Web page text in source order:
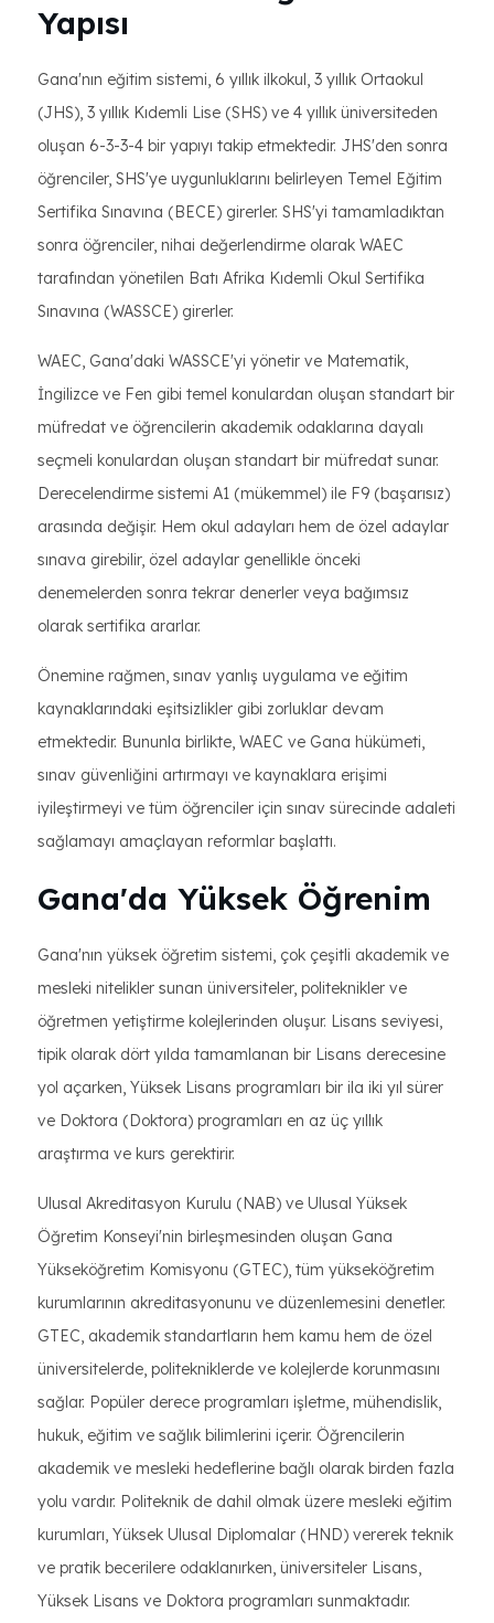
Yapısı
Gana'nın eğitim sistemi, 6 yıllık ilkokul, 3 yıllık Ortaokul
(JHS), 3 yıllık Kıdemli Lise (SHS) ve 4 yıllık üniversiteden
oluşan 6-3-3-4 bir yapıyı takip etmektedir. JHS'den sonra
öğrenciler, SHS'ye uygunluklarını belirleyen Temel Eğitim
Sertifika Sınavına (BECE) girerler. SHS'yi tamamladıktan
sonra öğrenciler, nihai değerlendirme olarak WAEC
tarafından yönetilen Batı Afrika Kıdemli Okul Sertifika
Sınavına (WASSCE) girerler.
WAEC, Gana'daki WASSCE'yi yönetir ve Matematik,
İngilizce ve Fen gibi temel konulardan oluşan standart bir
müfredat ve öğrencilerin akademik odaklarına dayalı
seçmeli konulardan oluşan standart bir müfredat sunar.
Derecelendirme sistemi A1 (mükemmel) ile F9 (başarısız)
arasında değişir. Hem okul adayları hem de özel adaylar
sınava girebilir, özel adaylar genellikle önceki
denemelerden sonra tekrar denerler veya bağımsız
olarak sertifika ararlar.
Önemine rağmen, sınav yanlış uygulama ve eğitim
kaynaklarındaki eşitsizlikler gibi zorluklar devam
etmektedir. Bununla birlikte, WAEC ve Gana hükümeti,
sınav güvenliğini artırmayı ve kaynaklara erişimi
iyileştirmeyi ve tüm öğrenciler için sınav sürecinde adaleti
sağlamayı amaçlayan reformlar başlattı.
Gana'da Yüksek Öğrenim
Gana'nın yüksek öğretim sistemi, çok çeşitli akademik ve
mesleki nitelikler sunan üniversiteler, politeknikler ve
öğretmen yetiştirme kolejlerinden oluşur. Lisans seviyesi,
tipik olarak dört yılda tamamlanan bir Lisans derecesine
yol açarken, Yüksek Lisans programları bir ila iki yıl sürer
ve Doktora (Doktora) programları en az üç yıllık
araştırma ve kurs gerektirir.
Ulusal Akreditasyon Kurulu (NAB) ve Ulusal Yüksek
Öğretim Konseyi'nin birleşmesinden oluşan Gana
Yükseköğretim Komisyonu (GTEC), tüm yükseköğretim
kurumlarının akreditasyonunu ve düzenlemesini denetler.
GTEC, akademik standartların hem kamu hem de özel
üniversitelerde, politekniklerde ve kolejlerde korunmasını
sağlar. Popüler derece programları işletme, mühendislik,
hukuk, eğitim ve sağlık bilimlerini içerir. Öğrencilerin
akademik ve mesleki hedeflerine bağlı olarak birden fazla
yolu vardır. Politeknik de dahil olmak üzere mesleki eğitim
kurumları, Yüksek Ulusal Diplomalar (HND) vererek teknik
ve pratik becerilere odaklanırken, üniversiteler Lisans,
Yüksek Lisans ve Doktora programları sunmaktadır.